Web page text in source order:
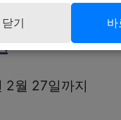
2월 27일까지
닫기 바